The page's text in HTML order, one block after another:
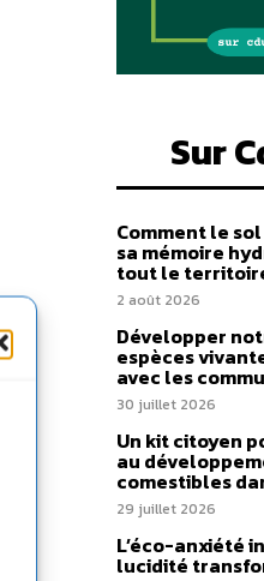
Sur
Comment le
sa mémoire
tout le
2 août 2026
Développer
espèces
avec les
30 juillet 2026
Un kit citoyen
au
comestibles
29 juillet 2026
L’éco-anxiété
lucidité